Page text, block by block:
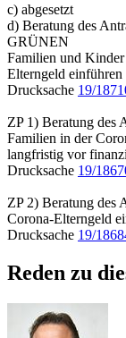
c) abgesetzt
d) Beratung des
GRÜNEN
Familien und
Elterngeld einführen
Drucksache 19/
ZP 1) Beratung des
Familien in der
langfristig vor
Drucksache 19/
ZP 2) Beratung
Corona-Elterngeld
Drucksache 19/
Reden zu